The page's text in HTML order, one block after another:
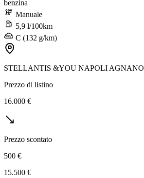
benzina
Manuale
5,9 l/100km
C (132 g/km)
STELLANTIS &YOU NAPOLI AGNANO
Prezzo di listino
16.000 €
Prezzo scontato
500 €
15.500 €